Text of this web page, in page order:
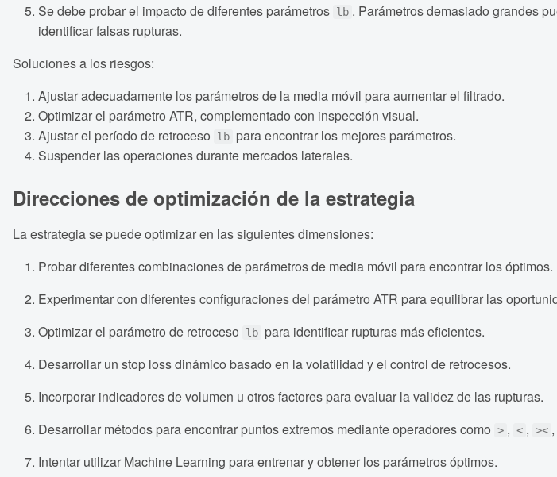
Se debe probar el impacto de diferentes parámetros lb . Parámetros demasiado grandes
identificar falsas rupturas.
Soluciones a los riesgos:
Ajustar adecuadamente los parámetros de la media móvil para aumentar el filtrado.
Optimizar el parámetro ATR, complementado con inspección visual.
Ajustar el período de retroceso
lb para encontrar los mejores parámetros.
Suspender las operaciones durante mercados laterales.
Direcciones de optimización de la estrategia
La estrategia se puede optimizar en las siguientes dimensiones:
Probar diferentes combinaciones de parámetros de media móvil para encontrar los óptimos.
Experimentar con diferentes configuraciones del parámetro ATR para equilibrar las
Optimizar el parámetro de retroceso
lb para identificar rupturas más eficientes.
Desarrollar un stop loss dinámico basado en la volatilidad y el control de retrocesos.
Incorporar indicadores de volumen u otros factores para evaluar la validez de las rupturas.
Desarrollar métodos para encontrar puntos extremos mediante operadores como > , < , ><
Intentar utilizar Machine Learning para entrenar y obtener los parámetros óptimos.